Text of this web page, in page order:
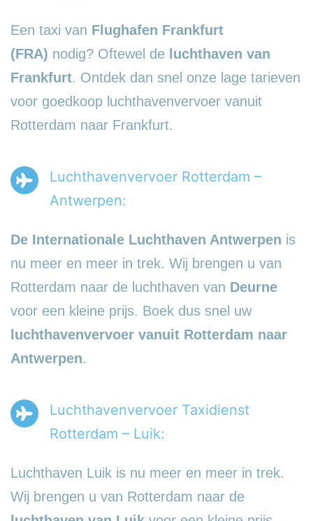
Een taxi van Flughafen Frankfurt
(FRA) nodig? Oftewel de luchthaven van
Frankfurt. Ontdek dan snel onze lage tarieven
voor goedkoop luchthavenvervoer vanuit
Rotterdam naar Frankfurt.
Luchthavenvervoer Rotterdam –
Antwerpen:
De Internationale Luchthaven Antwerpen is
nu meer en meer in trek. Wij brengen u van
Rotterdam naar de luchthaven van Deurne
voor een kleine prijs. Boek dus snel uw
luchthavenvervoer vanuit Rotterdam naar
Antwerpen.
Luchthavenvervoer Taxidienst
Rotterdam – Luik:
Luchthaven Luik is nu meer en meer in trek.
Wij brengen u van Rotterdam naar de